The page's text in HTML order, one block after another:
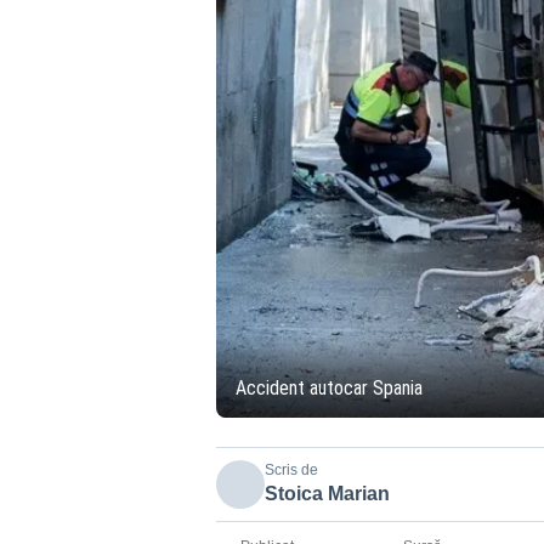
Accident autocar Spania
Scris de
Stoica Marian